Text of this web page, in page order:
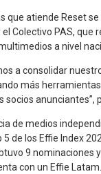
que atiende Reset se
el Colectivo PAS, que
a nivel
a consolidar
más
socios anunciantes”,
de medios
de los Effie Index
9 nominaciones
con un Effie Latam.